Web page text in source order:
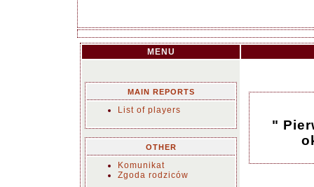
MENU
MAIN REPORTS
List of players
OTHER
Komunikat
Zgoda rodziców
"